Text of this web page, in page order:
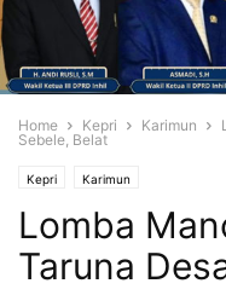
Home Kepri Karimun
Sebele, Belat
Kepri Karimun
Lomba
Taruna